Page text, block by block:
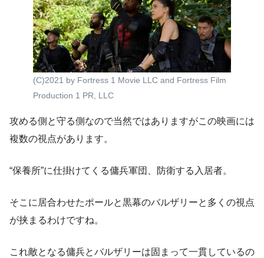
(C)2021 by Fortress 1 Movie LLC and Fortress Film
Production 1 PR, LLC
攻める側と守る側なので当然ではありますがこの映画には
複数の視点があります。
“保養所”に仕掛けてくる傭兵軍団、防衛する入居者。
そこに居合わせたポールと黒幕のバルザリーと多くの視点
が挟まるわけですね。
これ敵となる傭兵とバルザリーは固まって一貫しているの